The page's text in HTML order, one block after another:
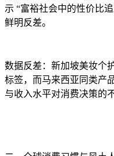
示 “富裕社会中的性价比
鲜明反差。
数据反差：新加坡美妆个
标签，而马来西亚同类产
与收入水平对消费决策的